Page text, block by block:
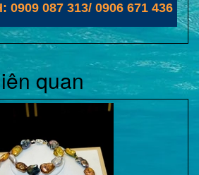
0909 087 313/ 0906 671 436
quan